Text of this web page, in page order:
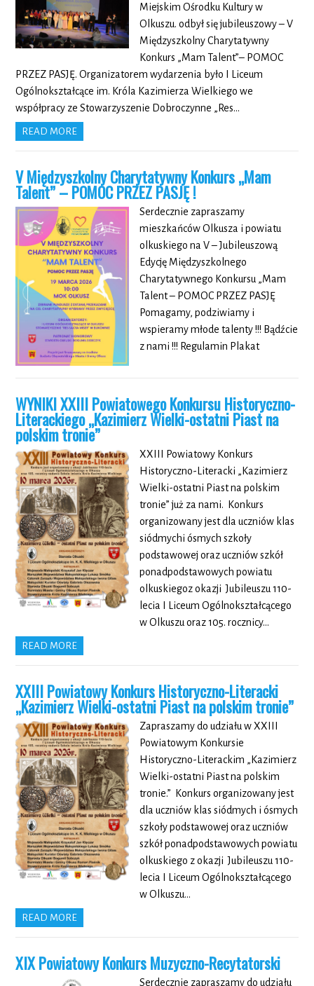
Miejskim Ośrodku Kultury w
Olkuszu. odbył się jubileuszowy – V
Międzyszkolny Charytatywny
Konkurs „Mam Talent”– POMOC
PRZEZ PASJĘ. Organizatorem wydarzenia było I Liceum
Ogólnokształcące im. Króla Kazimierza Wielkiego we
współpracy ze Stowarzyszenie Dobroczynne „Res…
READ MORE
V Międzyszkolny Charytatywny Konkurs „Mam
Talent” – POMOC PRZEZ PASJĘ !
Serdecznie zapraszamy
mieszkańców Olkusza i powiatu
olkuskiego na V – Jubileuszową
Edycję Międzyszkolnego
Charytatywnego Konkursu „Mam
Talent – POMOC PRZEZ PASJĘ
Pomagamy, podziwiamy i
wspieramy młode talenty !!! Bądźcie
z nami !!! Regulamin Plakat
WYNIKI XXIII Powiatowego Konkursu Historyczno-
Literackiego „Kazimierz Wielki-ostatni Piast na
polskim tronie”
XXIII Powiatowy Konkurs
Historyczno-Literacki „Kazimierz
Wielki-ostatni Piast na polskim
tronie” już za nami. Konkurs
organizowany jest dla uczniów klas
siódmychi ósmych szkoły
podstawowej oraz uczniów szkół
ponadpodstawowych powiatu
olkuskiegoz okazji Jubileuszu 110-
lecia I Liceum Ogólnokształcącego
w Olkuszu oraz 105. rocznicy…
READ MORE
XXIII Powiatowy Konkurs Historyczno-Literacki
„Kazimierz Wielki-ostatni Piast na polskim tronie”
Zapraszamy do udziału w XXIII
Powiatowym Konkursie
Historyczno-Literackim „Kazimierz
Wielki-ostatni Piast na polskim
tronie.” Konkurs organizowany jest
dla uczniów klas siódmych i ósmych
szkoły podstawowej oraz uczniów
szkół ponadpodstawowych powiatu
olkuskiego z okazji Jubileuszu 110-
lecia I Liceum Ogólnokształcącego
w Olkuszu…
READ MORE
XIX Powiatowy Konkurs Muzyczno-Recytatorski
Serdecznie zapraszamy do udziału